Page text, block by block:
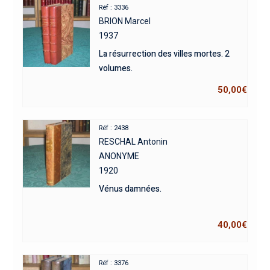
Réf : 3336
BRION Marcel
1937
La résurrection des villes mortes. 2
volumes.
50,00€
Réf : 2438
RESCHAL Antonin
ANONYME
1920
Vénus damnées.
40,00€
Réf : 3376